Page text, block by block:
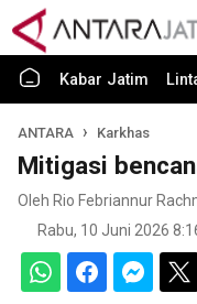
Kabar Jatim
ANTARA Karkhas
Mitigasi
Oleh Rio Febriannur
Rabu, 10 Juni 2026